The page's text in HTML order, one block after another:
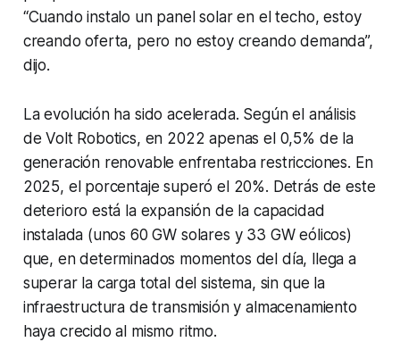
“Cuando instalo un panel solar en el techo, estoy
creando oferta, pero no estoy creando demanda”,
dijo.
La evolución ha sido acelerada. Según el análisis
de Volt Robotics, en 2022 apenas el 0,5% de la
generación renovable enfrentaba restricciones. En
2025, el porcentaje superó el 20%. Detrás de este
deterioro está la expansión de la capacidad
instalada (unos 60 GW solares y 33 GW eólicos)
que, en determinados momentos del día, llega a
superar la carga total del sistema, sin que la
infraestructura de transmisión y almacenamiento
haya crecido al mismo ritmo.